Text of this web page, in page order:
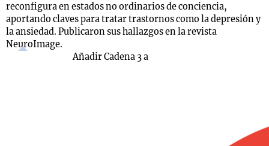
reconfigura en estados no ordinarios de conciencia,
aportando claves para tratar trastornos como la depresión y
la ansiedad. Publicaron sus hallazgos en la revista
NeuroImage.
Añadir Cadena 3 a